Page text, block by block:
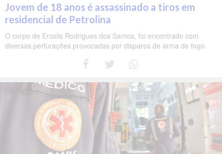
Jovem de 18 anos é assassinado a tiros em
residencial de Petrolina
O corpo de Ercolis Rodrigues dos Santos, foi encontrado com
diversas perfurações provocadas por disparos de arma de fogo.